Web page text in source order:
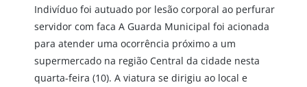
Indivíduo foi autuado por lesão corporal ao perfurar
servidor com faca A Guarda Municipal foi acionada
para atender uma ocorrência próximo a um
supermercado na região Central da cidade nesta
quarta-feira (10). A viatura se dirigiu ao local e